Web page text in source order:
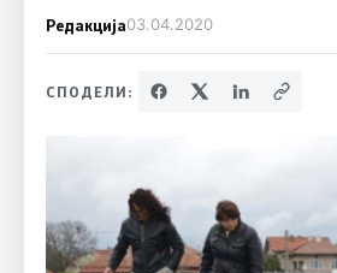
Редакција03.04.2020
СПОДЕЛИ: